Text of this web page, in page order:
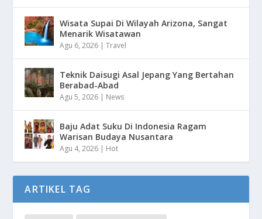
Wisata Supai Di Wilayah Arizona, Sangat
Menarik Wisatawan
Agu 6, 2026 |Travel
Teknik Daisugi Asal Jepang Yang Bertahan
Berabad-Abad
Agu 5, 2026 | News
Baju Adat Suku Di Indonesia Ragam
Warisan Budaya Nusantara
Agu 4, 2026 | Hot
ARTIKEL TAG